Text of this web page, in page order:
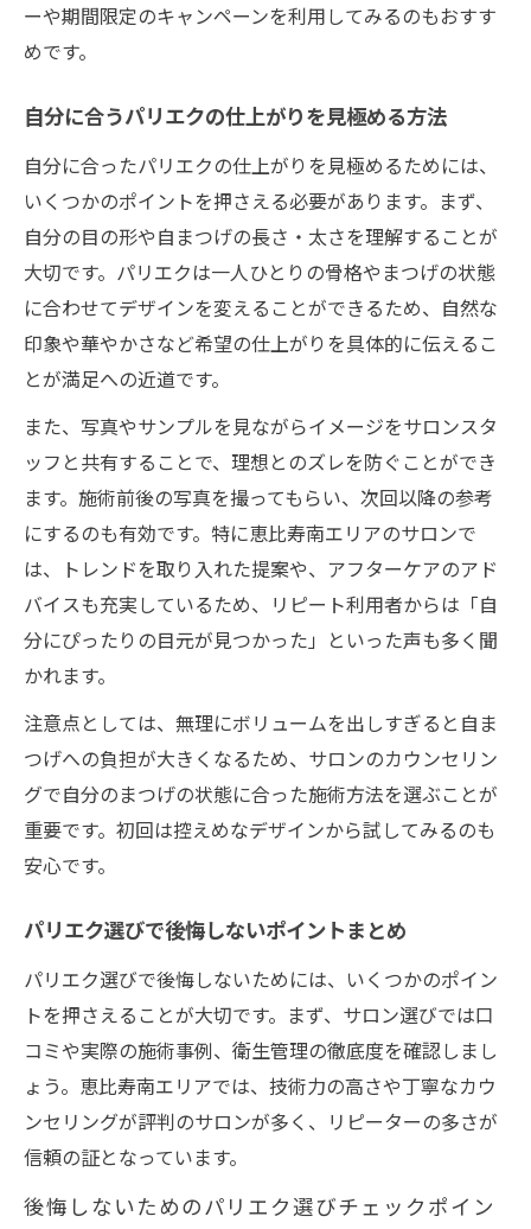
ーや期間限定のキャンペーンを利用してみるのもおすす
めです。
自分に合うパリエクの仕上がりを見極める方法
自分に合ったパリエクの仕上がりを見極めるためには、
いくつかのポイントを押さえる必要があります。まず、
自分の目の形や自まつげの長さ・太さを理解することが
大切です。パリエクは一人ひとりの骨格やまつげの状態
に合わせてデザインを変えることができるため、自然な
印象や華やかさなど希望の仕上がりを具体的に伝えるこ
とが満足への近道です。
また、写真やサンプルを見ながらイメージをサロンスタ
ッフと共有することで、理想とのズレを防ぐことができ
ます。施術前後の写真を撮ってもらい、次回以降の参考
にするのも有効です。特に恵比寿南エリアのサロンで
は、トレンドを取り入れた提案や、アフターケアのアド
バイスも充実しているため、リピート利用者からは「自
分にぴったりの目元が見つかった」といった声も多く聞
かれます。
注意点としては、無理にボリュームを出しすぎると自ま
つげへの負担が大きくなるため、サロンのカウンセリン
グで自分のまつげの状態に合った施術方法を選ぶことが
重要です。初回は控えめなデザインから試してみるのも
安心です。
パリエク選びで後悔しないポイントまとめ
パリエク選びで後悔しないためには、いくつかのポイン
トを押さえることが大切です。まず、サロン選びでは口
コミや実際の施術事例、衛生管理の徹底度を確認しまし
ょう。恵比寿南エリアでは、技術力の高さや丁寧なカウ
ンセリングが評判のサロンが多く、リピーターの多さが
信頼の証となっています。
後悔しないためのパリエク選びチェックポイン